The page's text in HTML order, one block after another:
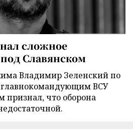
сложное
Славянском
Владимир Зеленский по
главнокомандующим ВСУ
что оборона